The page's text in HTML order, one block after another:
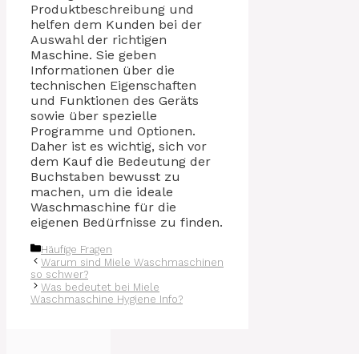
Produktbeschreibung und
helfen dem Kunden bei der
Auswahl der richtigen
Maschine. Sie geben
Informationen über die
technischen Eigenschaften
und Funktionen des Geräts
sowie über spezielle
Programme und Optionen.
Daher ist es wichtig, sich vor
dem Kauf die Bedeutung der
Buchstaben bewusst zu
machen, um die ideale
Waschmaschine für die
eigenen Bedürfnisse zu finden.
Kategorien
Häufige Fragen
Warum sind Miele Waschmaschinen
so schwer?
Was bedeutet bei Miele
Waschmaschine Hygiene Info?